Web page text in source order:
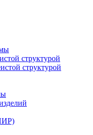
структурой
структурой